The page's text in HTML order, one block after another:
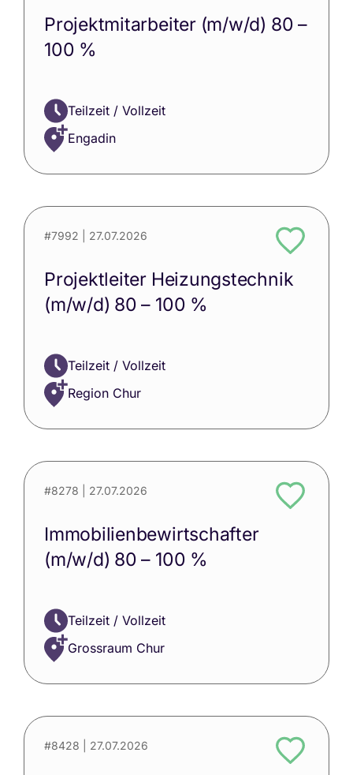
Projektmitarbeiter (m/w/d) 80 –
100 %
Teilzeit / Vollzeit
Engadin
#7992 | 27.07.2026
Projektleiter Heizungstechnik
(m/w/d) 80 – 100 %
Teilzeit / Vollzeit
Region Chur
#8278 | 27.07.2026
Immobilienbewirtschafter
(m/w/d) 80 – 100 %
Teilzeit / Vollzeit
Grossraum Chur
#8428 | 27.07.2026